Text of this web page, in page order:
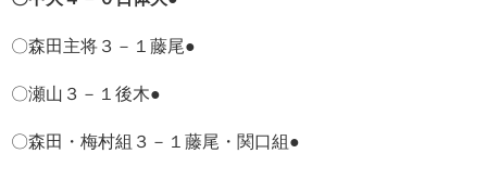
〇森田主将３－１藤尾●
〇瀬山３－１後木●
〇森田・梅村組３－１藤尾・関口組●